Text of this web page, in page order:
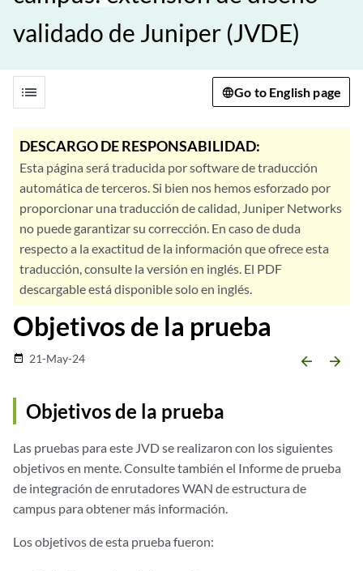
validado de Juniper (JVDE)
list Go to English page
DESCARGO DE RESPONSABILIDAD:
Esta página será traducida por software de traducción
automática de terceros. Si bien nos hemos esforzado por
proporcionar una traducción de calidad, Juniper Networks
no puede garantizar su corrección. En caso de duda
respecto a la exactitud de la información que ofrece esta
traducción, consulte la versión en inglés. El PDF
descargable está disponible solo en inglés.
Objetivos de la prueba
date_range 21-May-24 arrow_backward arrow_forward
Objetivos de la prueba
Las pruebas para este JVD se realizaron con los siguientes
objetivos en mente. Consulte también el Informe de prueba
de integración de enrutadores WAN de estructura de
campus para obtener más información.
Los objetivos de esta prueba fueron: